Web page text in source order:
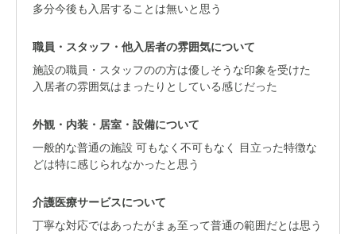
多分今後も入居することは無いと思う
職員・スタッフ・他入居者の雰囲気について
施設の職員・スタッフのの方は優しそうな印象を受けた
入居者の雰囲気はまったりとしている感じだった
外観・内装・居室・設備について
一般的な普通の施設 可もなく不可もなく 目立った特徴な
どは特に感じられなかったと思う
介護医療サービスについて
丁寧な対応ではあったがまぁ至って普通の範囲だとは思う